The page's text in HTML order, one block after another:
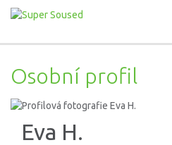
Osobní profil
Eva H.